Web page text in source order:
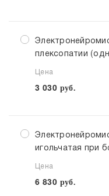
плексопатии
Цена
3 030 руб.
игольчатая при
Цена
6 830 руб.